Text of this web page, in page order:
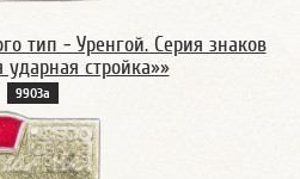
тип - Уренгой. Серия знаков
ударная стройка»»
9903а